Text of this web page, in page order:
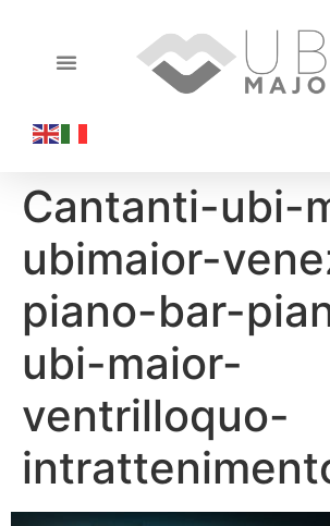
Cantanti-ubi-
ubimaior-
piano-bar-
ubi-maior-
ventrilloquo-